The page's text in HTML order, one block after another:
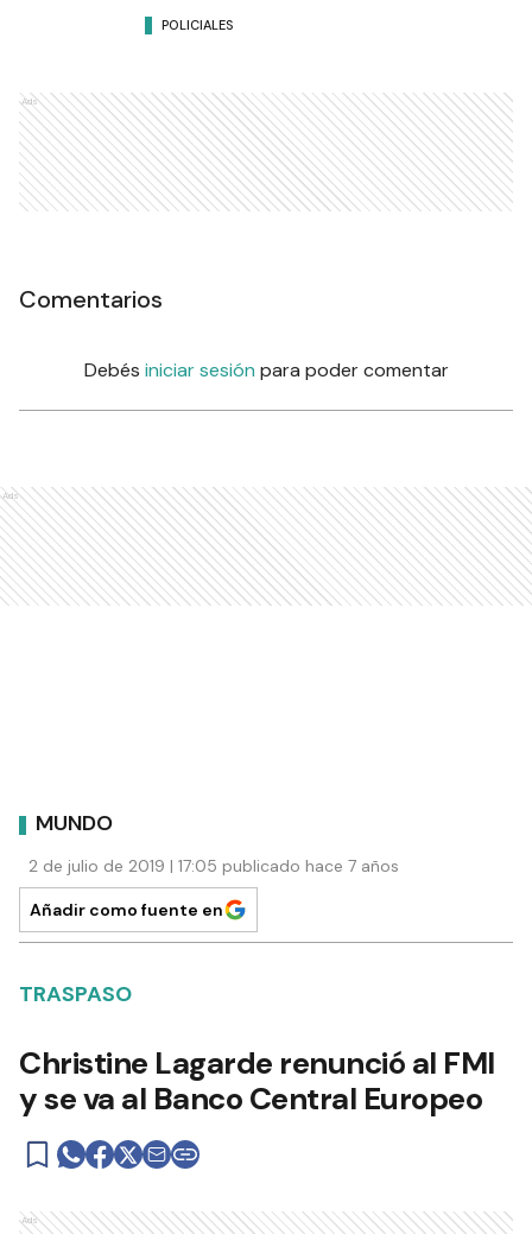
POLICIALES
Ads
Comentarios
Debés iniciar sesión para poder comentar
Ads
MUNDO
2 de julio de 2019 | 17:05 publicado hace 7 años
Añadir como fuente en
TRASPASO
Christine Lagarde renunció al FMI
y se va al Banco Central Europeo
Ads